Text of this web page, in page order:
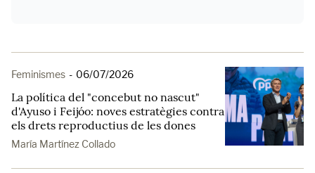
Feminismes - 06/07/2026
La política del "concebut no nascut"
d'Ayuso i Feijóo: noves estratègies contra
els drets reproductius de les dones
María Martínez Collado